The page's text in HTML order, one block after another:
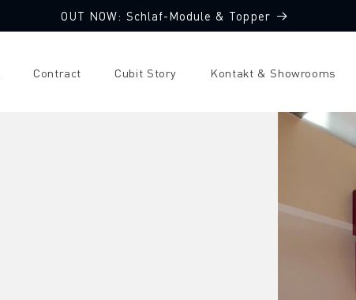
OUT NOW: Schlaf-Module & Topper
Contract Cubit Story Kontakt & Showrooms